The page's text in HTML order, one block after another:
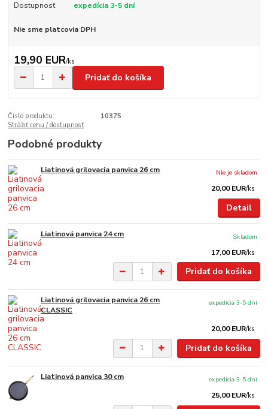
Dostupnosť expedícia 3-5 dní
Nie sme platcovia DPH
19,90 EUR/ks
Pridať do košíka
Číslo produktu:
10375
Strážiť cenu / dostupnosť
Podobné produkty
Liatinová grilovacia panvica 26 cm
20,00 EUR/ks
Nie je skladom
Detail
Liatinová panvica 24 cm
17,00 EUR/ks
Skladom
Pridať do košíka
Liatinová grilovacia panvica 26 cm
CLASSIC
20,00 EUR/ks
expedícia 3-5 dní
Pridať do košíka
Liatinová panvica 30 cm
25,00 EUR/ks
expedícia 3-5 dní